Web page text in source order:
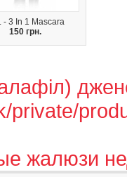
- 3 In 1 Mascara
150 грн.
private/
жалюзи